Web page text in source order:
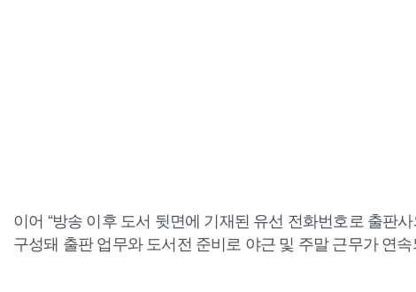
이어 “방송 이후 도서 뒷면에 기재된 유선 전화번호로 출판
구성돼 출판 업무와 도서전 준비로 야근 및 주말 근무가 연